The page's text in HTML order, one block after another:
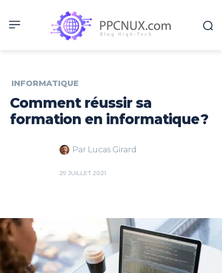
INFORMATIQUE
Comment réussir sa
formation en informatique ?
Par Lucas Girard
29 JUILLET 2021